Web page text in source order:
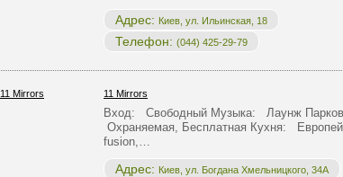
Адрес: Киев, ул. Ильинская, 18
Телефон: (044) 425-29-79
11 Mirrors
Вход: Свободный Музыка: Лаунж
Охраняемая, Бесплатная Кухня:
fusion,…
Адрес: Киев, ул. Богдана Хмельницкого, 34А